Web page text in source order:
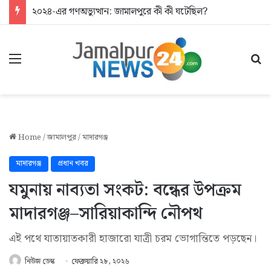
২০২৪-এর গণঅভ্যুত্থান: জামালপুরে কী কী ঘটেছিল?
Menu
Home/জামালপুর/মাদারগঞ্জ
মাদারগঞ্জ প্রধান খবর
যমুনায় নাব্যতা সংকট: বন্ধের উপক্রম
মাদারগঞ্জ–সারিয়াকান্দি নৌপথ
এই পথে যাতায়াতকারী হাজারো যাত্রী চরম ভোগান্তিতে পড়ছেন।
নিউজ ডেস্ক ফেব্রুয়ারি ২৮, ২০২৬